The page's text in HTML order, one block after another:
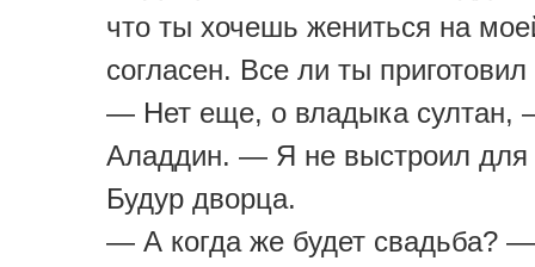
что ты хочешь жениться на
согласен. Все ли ты
— Нет еще, о владыка султан,
Аладдин. — Я не выстроил для
Будур дворца.
— А когда же будет свадьба?